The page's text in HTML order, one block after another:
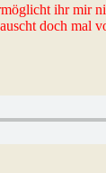
ihr mir
doch mal